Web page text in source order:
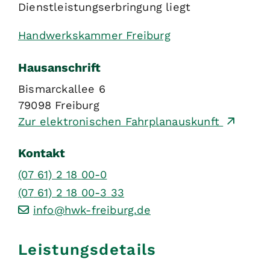
Dienstleistungserbringung liegt
Handwerkskammer Freiburg
Hausanschrift
Bismarckallee 6
79098 Freiburg
Zur elektronischen Fahrplanauskunft
Kontakt
(07 61) 2 18 00-0
(07 61) 2 18 00-3 33
info@hwk-freiburg.de
Leistungsdetails